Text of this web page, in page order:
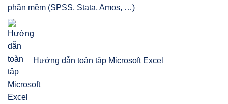
phần mềm (SPSS, Stata, Amos, …)
Hướng dẫn toàn tập Microsoft Excel